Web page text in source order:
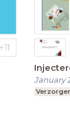
January